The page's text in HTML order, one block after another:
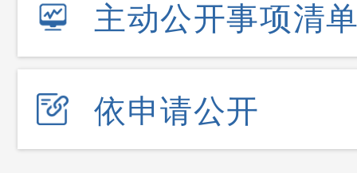
主动公开事项清
依申请公开